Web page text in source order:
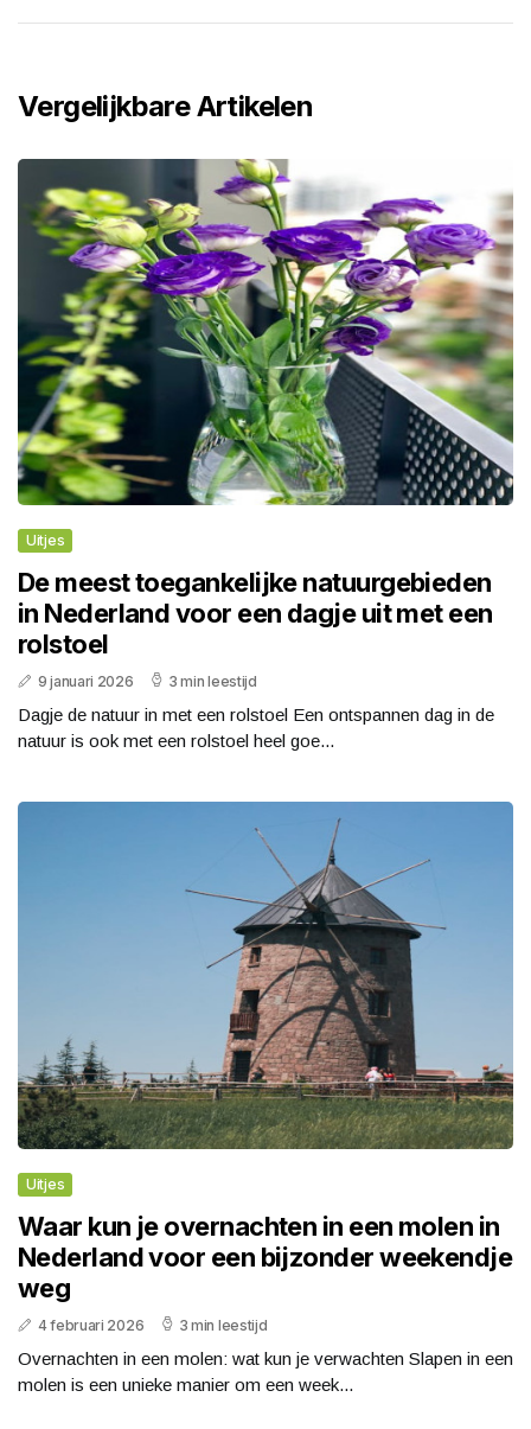
Vergelijkbare Artikelen
Uitjes
De meest toegankelijke natuurgebieden
in Nederland voor een dagje uit met een
rolstoel
9 januari 2026 3 min leestijd
Dagje de natuur in met een rolstoel Een ontspannen dag in de
natuur is ook met een rolstoel heel goe...
Uitjes
Waar kun je overnachten in een molen in
Nederland voor een bijzonder weekendje
weg
4 februari 2026 3 min leestijd
Overnachten in een molen: wat kun je verwachten Slapen in een
molen is een unieke manier om een week...